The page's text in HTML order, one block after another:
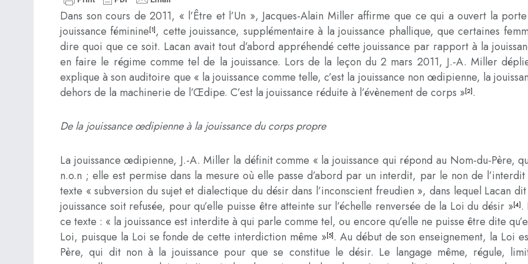
Dans son cours de 2011, « l’Être et l’Un », Jacques-Alain Miller affirme que ce qui a ouvert la
jouissance féminine[1], cette jouissance, supplémentaire à la jouissance phallique, que certaines
dire quoi que ce soit. Lacan avait tout d’abord appréhendé cette jouissance par rapport à la
en faire le régime comme tel de la jouissance. Lors de la leçon du 2 mars 2011, J.-A. Miller
explique à son auditoire que « la jouissance comme telle, c’est la jouissance non œdipienne, la
dehors de la machinerie de l’Œdipe. C’est la jouissance réduite à l’évènement de corps »[2].
De la jouissance œdipienne à la jouissance du corps propre
La jouissance œdipienne, J.-A. Miller la définit comme « la jouissance qui répond au Nom-du-Père,
n.o.n ; elle est permise dans la mesure où elle passe d’abord par un interdit, par le non de l’interdit
texte « subversion du sujet et dialectique du désir dans l’inconscient freudien », dans lequel Lacan
jouissance soit refusée, pour qu’elle puisse être atteinte sur l’échelle renversée de la Loi du désir »[4].
ce texte : « la jouissance est interdite à qui parle comme tel, ou encore qu’elle ne puisse être dite
Loi, puisque la Loi se fonde de cette interdiction même »[5]. Au début de son enseignement, la Loi
Père, qui dit non à la jouissance pour que se constitue le désir. Le langage même, régule,